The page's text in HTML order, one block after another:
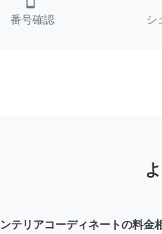
番号確認 シ
テリアコーディネートの料金